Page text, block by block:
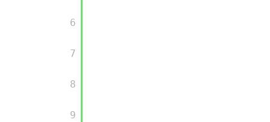
       6
       7
       8
       9